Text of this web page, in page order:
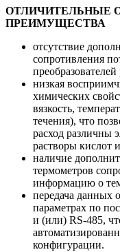
ОТЛИЧИТЕЛЬНЫЕ
ПРЕИМУЩЕСТВА
отсутствие
сопротивления
низкая
химических
вязкость,
течения), что
расход различны
растворы кислот
наличие
термометров
информацию о
передача данных
параметрах по
и (или) RS-485,
конфигурации.